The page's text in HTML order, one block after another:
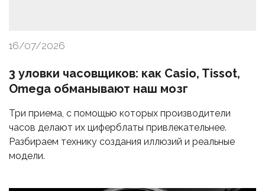
16/07/2026
3 уловки часовщиков: как Casio, Tissot,
Omega обманывают наш мозг
Три приема, с помощью которых производители
часов делают их циферблаты привлекательнее.
Разбираем технику создания иллюзий и реальные
модели.